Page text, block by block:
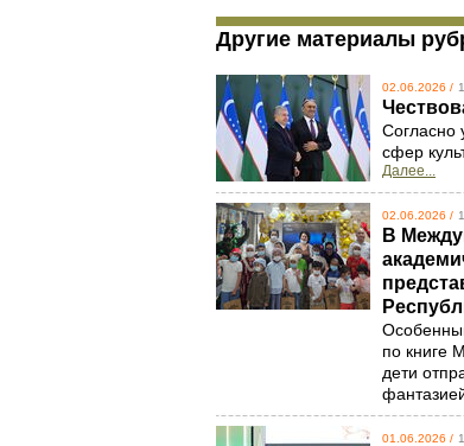
Другие материалы
02.06.2026 /
Согласно
сфер
Далее...
02.06.2026 /
В
по книге
дети
01.06.2026 /